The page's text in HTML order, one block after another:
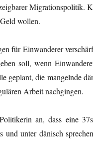
Migrationspolitik.
wollen.
für Einwanderer
soll, wenn
geplant, die mangelnde
Arbeit nachgingen.
an, dass eine
unter dänisch